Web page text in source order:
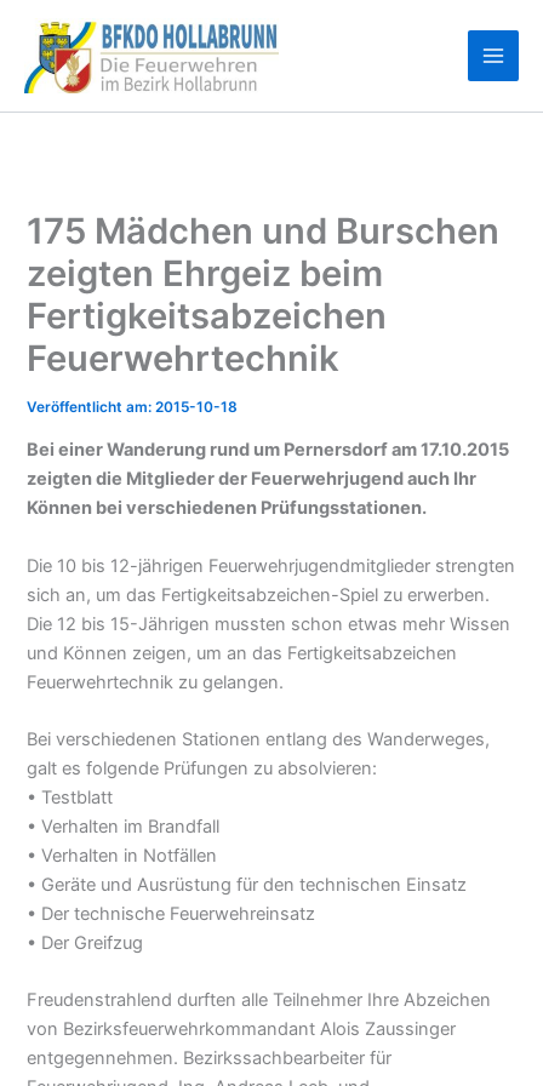
Inhalt
springen
175 Mädchen und Burschen
zeigten Ehrgeiz beim
Fertigkeitsabzeichen
Feuerwehrtechnik
2015-10-18
Bei einer Wanderung rund um Pernersdorf am 17.10.2015
zeigten die Mitglieder der Feuerwehrjugend auch Ihr
Können bei verschiedenen Prüfungsstationen.
Die 10 bis 12-jährigen Feuerwehrjugendmitglieder strengten
sich an, um das Fertigkeitsabzeichen-Spiel zu erwerben.
Die 12 bis 15-Jährigen mussten schon etwas mehr Wissen
und Können zeigen, um an das Fertigkeitsabzeichen
Feuerwehrtechnik zu gelangen.
Bei verschiedenen Stationen entlang des Wanderweges,
galt es folgende Prüfungen zu absolvieren:
• Testblatt
• Verhalten im Brandfall
• Verhalten in Notfällen
• Geräte und Ausrüstung für den technischen Einsatz
• Der technische Feuerwehreinsatz
• Der Greifzug
Freudenstrahlend durften alle Teilnehmer Ihre Abzeichen
von Bezirksfeuerwehrkommandant Alois Zaussinger
entgegennehmen. Bezirkssachbearbeiter für